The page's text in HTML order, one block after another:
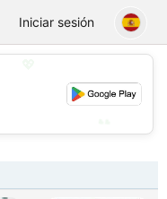
Iniciar sesión